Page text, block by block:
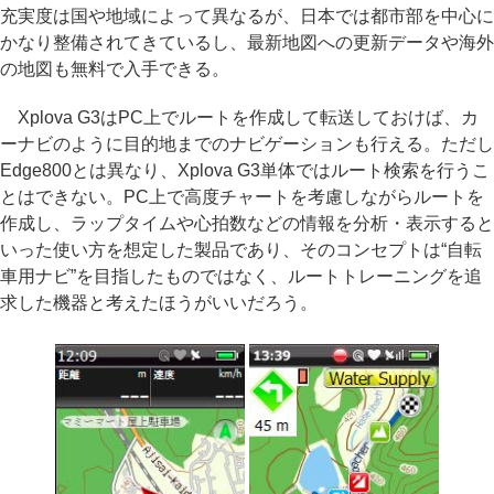
充実度は国や地域によって異なるが、日本では都市部を中心に
かなり整備されてきているし、最新地図への更新データや海外
の地図も無料で入手できる。
Xplova G3はPC上でルートを作成して転送しておけば、カ
ーナビのように目的地までのナビゲーションも行える。ただし
Edge800とは異なり、Xplova G3単体ではルート検索を行うこ
とはできない。PC上で高度チャートを考慮しながらルートを
作成し、ラップタイムや心拍数などの情報を分析・表示すると
いった使い方を想定した製品であり、そのコンセプトは“自転
車用ナビ”を目指したものではなく、ルートトレーニングを追
求した機器と考えたほうがいいだろう。